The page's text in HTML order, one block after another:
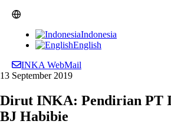
Indonesia
English
INKA WebMail
13 September 2019
Dirut INKA: Pendirian PT
BJ Habibie